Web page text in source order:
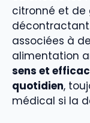
citronné et de
associées à
alimentation
sens et
quotidien,
médical si la